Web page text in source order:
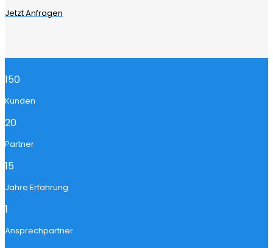
Jetzt Anfragen
150
Kunden
20
Partner
15
Jahre Erfahrung
1
Ansprechpartner